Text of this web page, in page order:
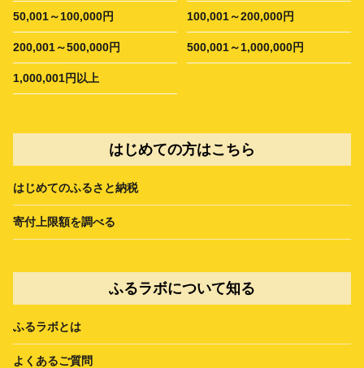
50,001～100,000円 100,001～200,000円
200,001～500,000円 500,001～1,000,000円
1,000,001円以上
はじめての方はこちら
はじめてのふるさと納税
寄付上限額を調べる
ふるラボについて知る
ふるラボとは
よくあるご質問